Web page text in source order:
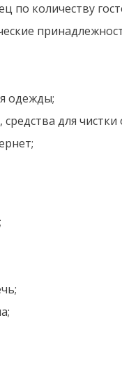
по количеству
одежды;
для